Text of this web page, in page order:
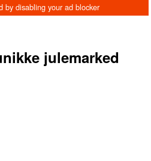
julemarked